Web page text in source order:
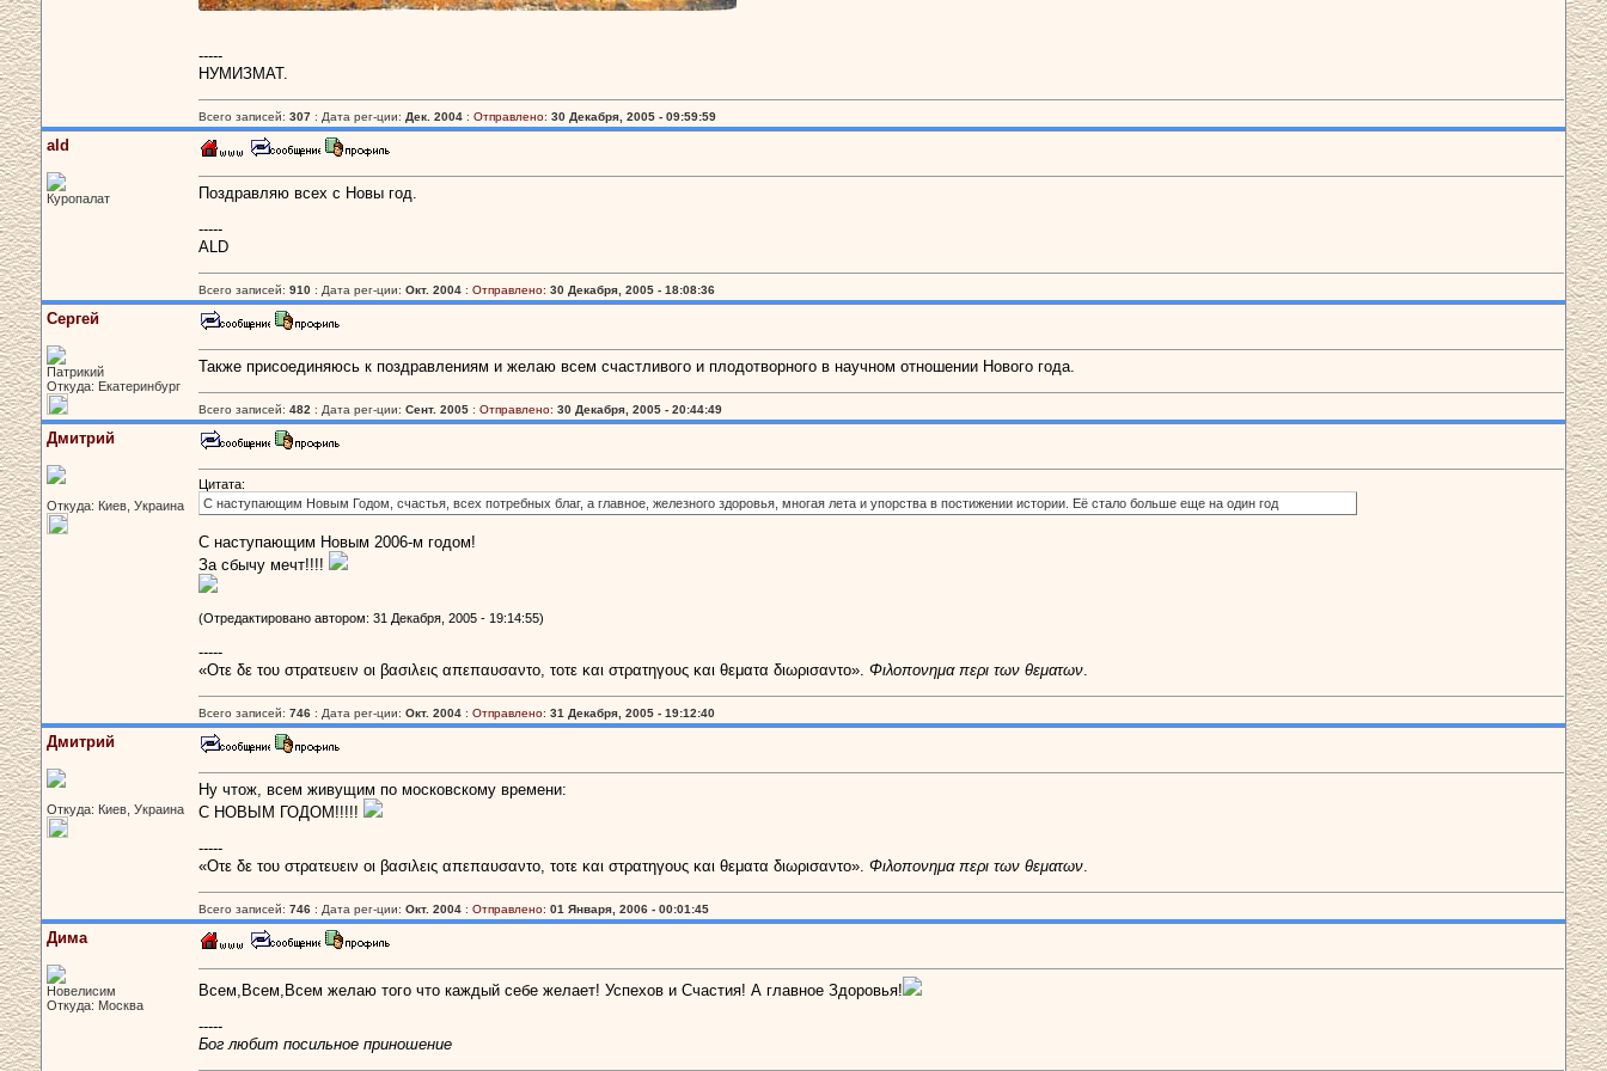
-----
НУМИЗМАТ.
Всего записей: 307 : Дата рег-ции: Дек. 2004 : Отправлено: 30 Декабря, 2005 - 09:59:59
ald
Куропалат
Поздравляю всех с Новы год.
-----
ALD
Всего записей: 910 : Дата рег-ции: Окт. 2004 : Отправлено: 30 Декабря, 2005 - 18:08:36
Сергей
Патрикий
Откуда: Екатеринбург
Также присоединяюсь к поздравлениям и желаю всем счастливого и плодотворного в научном отношении Нового года.
Всего записей: 482 : Дата рег-ции: Сент. 2005 : Отправлено: 30 Декабря, 2005 - 20:44:49
Дмитрий
Откуда: Киев, Украина
Цитата:
С наступающим Новым Годом, счастья, всех потребных благ, а главное, железного здоровья, многая лета и упорства в постижении истории. Её стало больше еще на один год
C наступающим Новым 2006-м годом!
За сбычу мечт!!!!
(Отредактировано автором: 31 Декабря, 2005 - 19:14:55)
-----
«Οτε δε του στρατευειν οι βασιλεις απεπαυσαντο, τοτε και στρατηγους και θεματα διωρισαντο». Φιλοπονημα περι των θεματων.
Всего записей: 746 : Дата рег-ции: Окт. 2004 : Отправлено: 31 Декабря, 2005 - 19:12:40
Дмитрий
Откуда: Киев, Украина
Ну чтож, всем живущим по московскому времени:
С НОВЫМ ГОДОМ!!!!!
-----
«Οτε δε του στρατευειν οι βασιλεις απεπαυσαντο, τοτε και στρατηγους και θεματα διωρισαντο». Φιλοπονημα περι των θεματων.
Всего записей: 746 : Дата рег-ции: Окт. 2004 : Отправлено: 01 Января, 2006 - 00:01:45
Дима
Новелисим
Откуда: Москва
Всем,Всем,Всем желаю того что каждый себе желает! Успехов и Счастия! А главное Здоровья!
-----
Бог любит посильное приношение